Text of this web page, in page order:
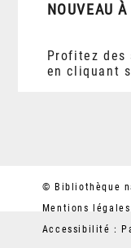
NOUVEAU
Profitez
en cliquant
© Bibliothèque
Mentions légales
Accessibilité :